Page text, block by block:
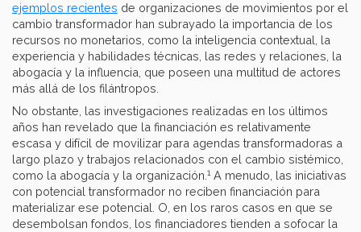
ejemplos recientes de organizaciones de movimientos por el
cambio transformador han subrayado la importancia de los
recursos no monetarios, como la inteligencia contextual, la
experiencia y habilidades técnicas, las redes y relaciones, la
abogacía y la influencia, que poseen una multitud de actores
más allá de los filántropos.
No obstante, las investigaciones realizadas en los últimos
años han revelado que la financiación es relativamente
escasa y difícil de movilizar para agendas transformadoras a
largo plazo y trabajos relacionados con el cambio sistémico,
como la abogacía y la organización. 1A menudo, las iniciativas
con potencial transformador no reciben financiación para
materializar ese potencial. O, en los raros casos en que se
desembolsan fondos, los financiadores tienden a sofocar la